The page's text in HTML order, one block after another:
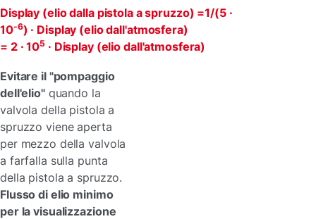
Display (elio dalla pistola a spruzzo) =1/(5 ·
10-6) · Display (elio dall'atmosfera)
= 2 · 105· Display (elio dall'atmosfera)
Evitare il "pompaggio
dell'elio"quando la
valvola della pistola a
spruzzo viene aperta
per mezzo della valvola
a farfalla sulla punta
della pistola a spruzzo.
Flusso di elio minimo
per la visualizzazione